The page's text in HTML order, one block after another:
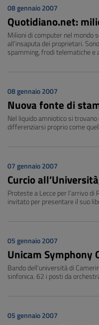
08 gennaio 2007
Quotidiano.net:
Milioni di computer nel mondo
all’insaputa dei proprietari.
spamming, frodi telematiche e
08 gennaio 2007
Nuova fonte di
Nel liquido amniotico si
differenziarsi proprio come
07 gennaio 2007
Curcio
Proteste a Lecce per l’arrivo di
invitato per presentare il suo
05 gennaio 2007
Unicam Symphony
Bando dell’università di
sinfonica. 62 i posti da
05 gennaio 2007